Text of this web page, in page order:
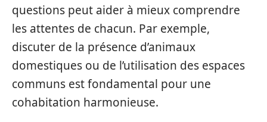
questions peut aider à mieux comprendre
les attentes de chacun. Par exemple,
discuter de la présence d’animaux
domestiques ou de l’utilisation des espaces
communs est fondamental pour une
cohabitation harmonieuse.